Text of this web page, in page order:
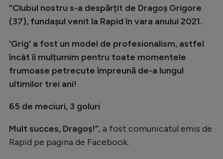
Tenis
Handbal
Natație
Formula 1
Gimnastică
Ciclism
”Clubul nostru s-a despărțit de Dragoș Grigore
(37), fundașul venit la Rapid în vara anului 2021.
'Grig' a fost un model de profesionalism, astfel
încât îi mulțumim pentru toate momentele
frumoase petrecute împreună de-a lungul
ultimilor trei ani!
65 de meciuri, 3 goluri
Mult succes, Dragoș!”, a fost comunicatul emis de
Rapid pe pagina de Facebook.